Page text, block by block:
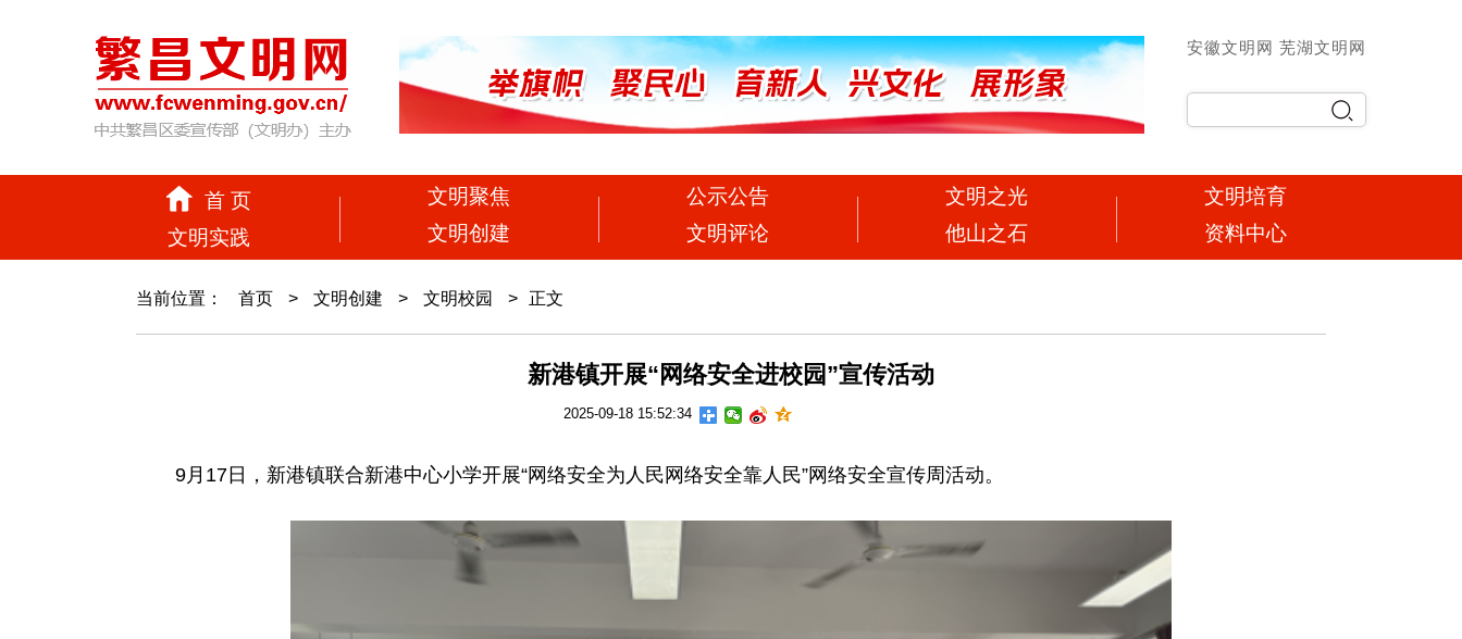
安徽文明网 芜湖文明网
首 页
文明实践
文明聚焦
文明创建
公示公告
文明评论
文明之光
他山之石
文明培育
资料中心
当前位置： 首页 > 文明创建 > 文明校园 > 正文
新港镇开展“网络安全进校园”宣传活动
2025-09-18 15:52:34
9月17日，新港镇联合新港中心小学开展“网络安全为人民网络安全靠人民”网络安全宣传周活动。